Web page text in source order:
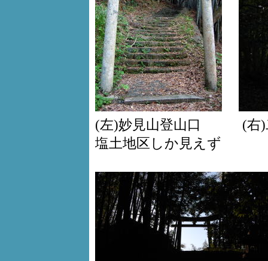
(左)妙見山登山口 (右)二
塩土地区しか見えず